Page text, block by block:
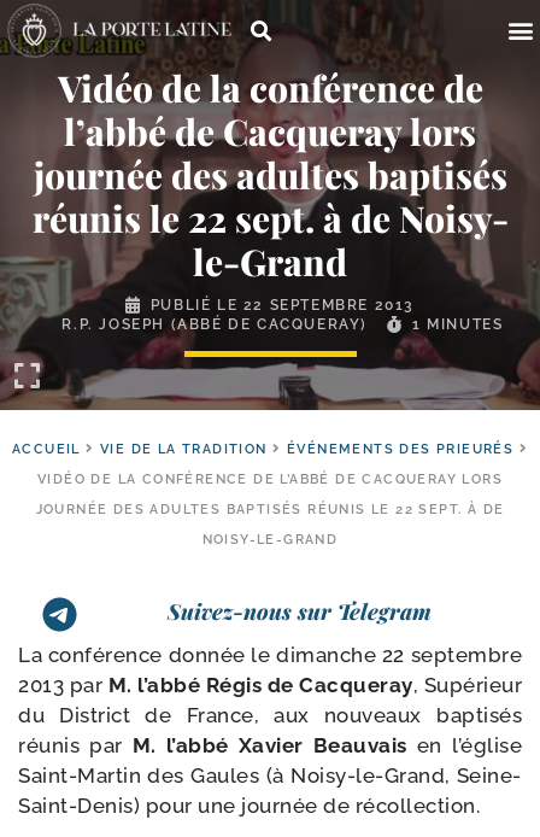
Vidéo de la conférence de
l’abbé de Cacqueray lors
journée des adultes baptisés
réunis le 22 sept. à de Noisy-
le-Grand
PUBLIÉ LE 22 SEPTEMBRE 2013
R.P. JOSEPH (ABBÉ DE CACQUERAY)
1 MINUTES
ACCUEIL VIE DE LA TRADITION
ÉVÉNEMENTS DES PRIEURÉS
VIDÉO DE LA CONFÉRENCE DE L’ABBÉ DE CACQUERAY LORS
JOURNÉE DES ADULTES BAPTISÉS RÉUNIS LE 22 SEPT. À DE
NOISY-LE-GRAND
Suivez-nous sur Telegram
La confé­rence don­née le dimanche 22 sep­tembre
2013 par M. l’ab­bé Régis de Cacqueray, Supérieur
du District de France, aux nou­veaux bap­ti­sés
réunis par M. l’ab­bé Xavier Beauvais en l’é­glise
Saint-​Martin des Gaules (à Noisy-​le-​Grand, Seine-​
Saint-​Denis) pour une jour­née de récollection.